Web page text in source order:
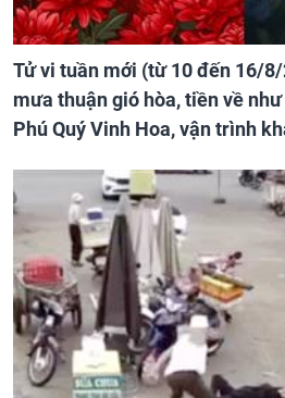
Tử vi tuần mới (từ 10 đến 16/
mưa thuận gió hòa, tiền về
Phú Quý Vinh Hoa, vận trình